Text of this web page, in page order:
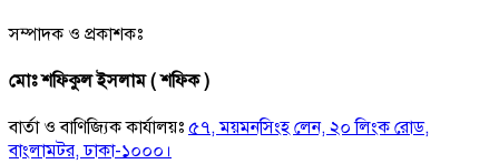
সম্পাদক ও প্রকাশকঃ
মোঃ শফিকুল ইসলাম ( শফিক )
বার্তা ও বাণিজ্যিক কার্যালয়ঃ ৫৭, ময়মনসিংহ লেন, ২০ লিংক রোড,
বাংলামটর, ঢাকা-১০০০।